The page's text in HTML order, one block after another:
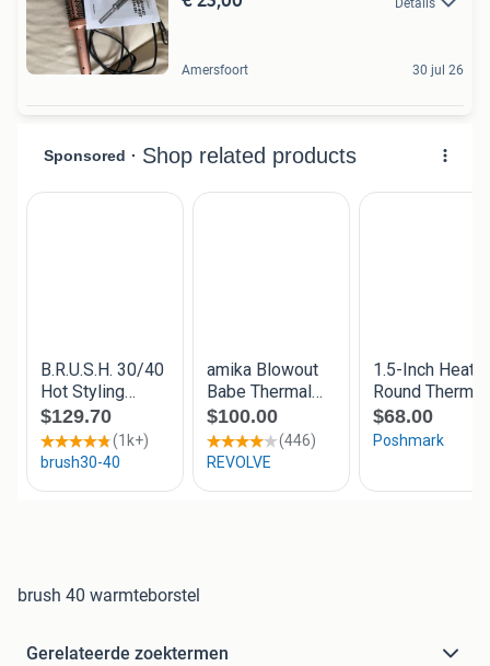
Amersfoort 30 jul 26
brush 40 warmteborstel
Gerelateerde zoektermen